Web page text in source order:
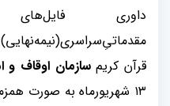
داوری
قرآن کریمسازمان اوقاف و
۱۳ شهریورماه به صورت